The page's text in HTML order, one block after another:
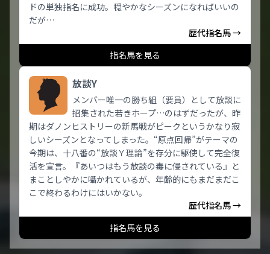
ドの単独指名に成功。穏やかなシーズンになればいいの
だが…
歴代指名馬 →
指名馬を見る
放談Y
メンバー唯一の勝ち組（要員）として放談に
招集された若きホープ…のはずだったが、昨
期はダノンヒストリーの新馬戦がピークというかなり寂
しいシーズンとなってしまった。“原点回帰”がテーマの
今期は、十八番の“放談Ｙ理論”を存分に駆使して完全復
活を宣言。『あいつはもう放談の毒に侵されている』と
まことしやかに囁かれているが、年齢的にもまだまだこ
こで終わるわけにはいかない。
歴代指名馬 →
指名馬を見る